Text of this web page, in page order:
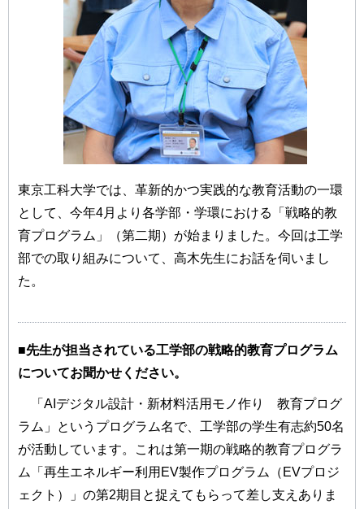
東京工科大学では、革新的かつ実践的な教育活動の一環
として、今年4月より各学部・学環における「戦略的教
育プログラム」（第二期）が始まりました。今回は工学
部での取り組みについて、高木先生にお話を伺いまし
た。
■先生が担当されている工学部の戦略的教育プログラム
についてお聞かせください。
「AIデジタル設計・新材料活用モノ作り 教育プログ
ラム」というプログラム名で、工学部の学生有志約50名
が活動しています。これは第一期の戦略的教育プログラ
ム「再生エネルギー利用EV製作プログラム（EVプロジ
ェクト）」の第2期目と捉えてもらって差し支えありま